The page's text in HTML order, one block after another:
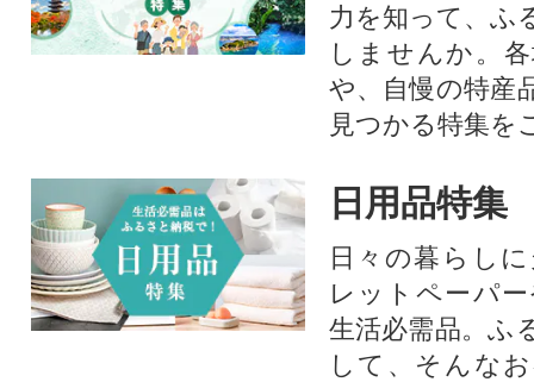
力を知って、ふ
しませんか。
や、自慢の特産
見つかる特集を
日用品特集
日々の暮らし
レットペーパ
生活必需品。ふ
して、そんな